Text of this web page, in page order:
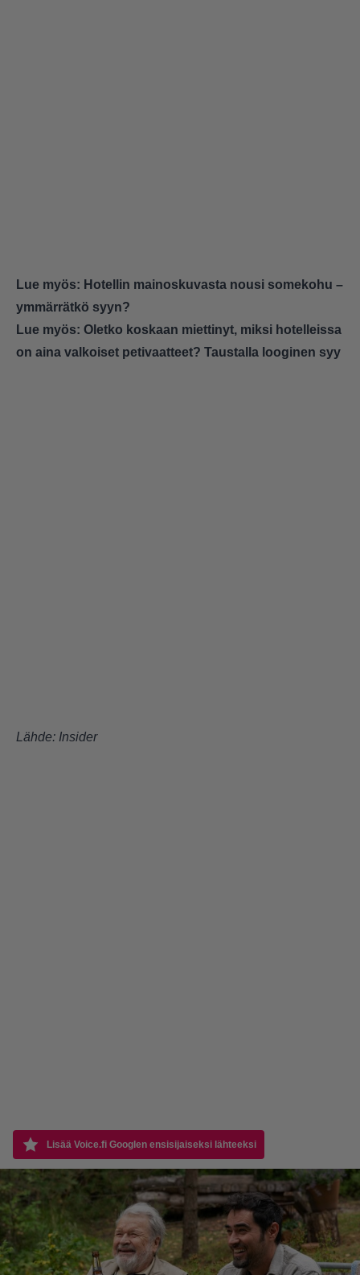
Lue myös: Hotellin mainoskuvasta nousi somekohu –
ymmärrätkö syyn?
Lue myös: Oletko koskaan miettinyt, miksi hotelleissa
on aina valkoiset petivaatteet? Taustalla looginen syy
Lähde: Insider
Lisää Voice.fi Googlen ensisijaiseksi lähteeksi